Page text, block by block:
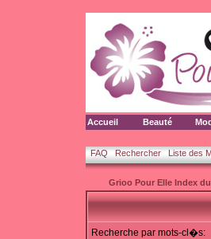
Accueil Beauté
FAQ Rechercher Liste des
Grioo Pour Elle Index
Recherche par mots-cl�s: